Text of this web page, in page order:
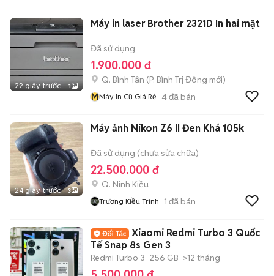
22 giây trước 1
Máy in laser Brother 2321D In hai mặt
Đã sử dụng
1.900.000 đ
Q. Bình Tân (P. Bình Trị Đông mới)
MMáy In Cũ Giá Rẻ 4đã bán
24 giây trước 3
Máy ảnh Nikon Z6 II Đen Khá 105k
Đã sử dụng (chưa sửa chữa)
22.500.000 đ
Q. Ninh Kiều
Trương Kiều Trinh 1 đã bán
Xiaomi Redmi Turbo 3 Quốc
Tế Snap 8s Gen 3
Redmi Turbo 3 256 GB >12 tháng